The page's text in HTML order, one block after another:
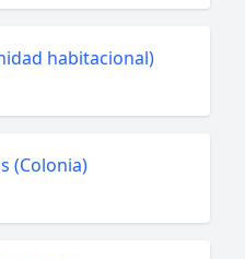
habitacional)
(Colonia)